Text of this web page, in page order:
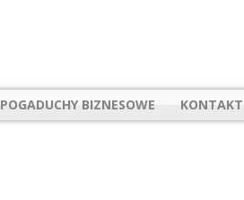
POGADUCHY BIZNESOWE KONTAKT